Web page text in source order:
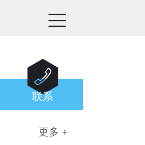


联系
更多 +